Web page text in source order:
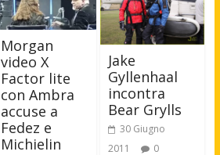
Morgan
video X
Factor lite
con Ambra
accuse a
Fedez e
Michielin
Jake
Gyllenhaal
incontra
Bear Grylls
30 Giugno
2011
0